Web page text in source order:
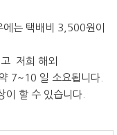
는 택배비 3,500원이
저희 해외
7~10 일 소요됩니다.
이 할 수 있습니다.